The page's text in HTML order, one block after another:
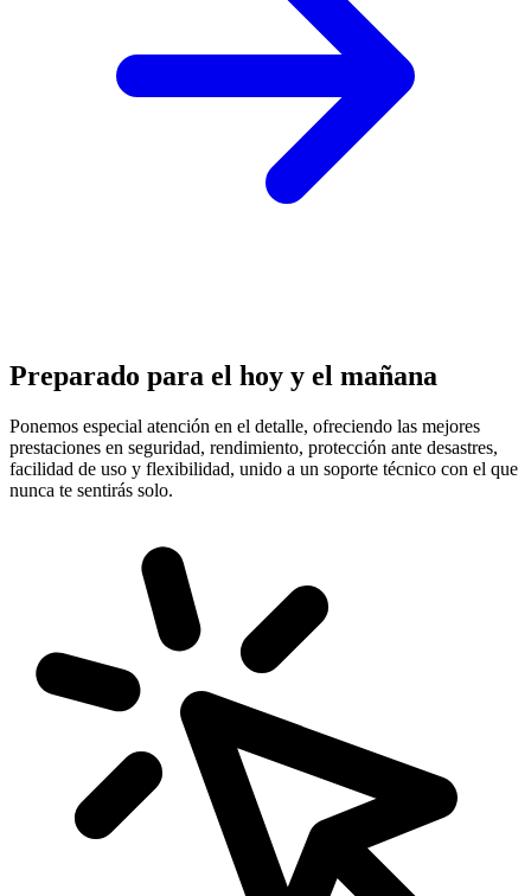
Preparado para el hoy y el mañana
Ponemos especial atención en el detalle, ofreciendo las mejores
prestaciones en seguridad, rendimiento, protección ante desastres,
facilidad de uso y flexibilidad, unido a un soporte técnico con el que
nunca te sentirás solo.